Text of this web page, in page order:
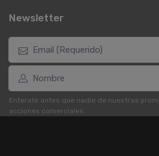
Newsletter
Enterate antes que nadie de nuestras
acciones comerciales.